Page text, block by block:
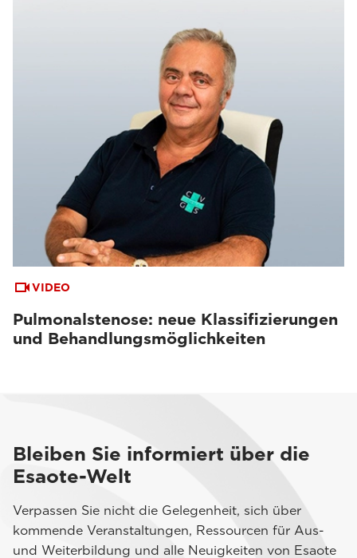
VIDEO
Pulmonalstenose: neue Klassifizierungen
und Behandlungsmöglichkeiten
Bleiben Sie informiert über die
Esaote-Welt
Verpassen Sie nicht die Gelegenheit, sich über
kommende Veranstaltungen, Ressourcen für Aus-
und Weiterbildung und alle Neuigkeiten von Esaote